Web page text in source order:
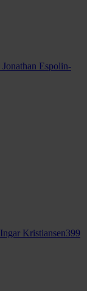
Jonathan Espolin-
Ingar Kristiansen399